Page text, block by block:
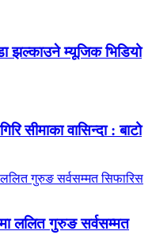
झल्काउने म्यूजिक भिडियो
सीमाका वासिन्दा : बाटो
ललित गुरुङ सर्वसम्मत